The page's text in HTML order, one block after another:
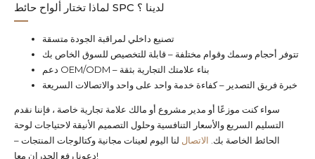
لماذا تختار ألواح حائط SPC لدينا ؟
تصنيع داخلي لمراقبة الجودة متسقة
تتوفر أحجام وسمك وقوام مختلفة – قابلة للتخصيص للسوق الخاص بك
دعم OEM/ODM – بناء علامتك التجارية بثقة
خبرة فريق التصدير – كفاءة خدمة واحد على واحد والاتصالات السريعة
سواء كنت موزعًا أو مدير مشروع أو مالك علامة تجارية خاصة ، فإننا نقدم
التسليم السريع والأسعار التنافسية وحلول التصميم الأنيقة لاحتياجات لوحة
الحائط الخاصة بك. الاتصال لنا اليوم لعينات مجانية وكتالوجات المنتجات –
دعونا رفع الجدران معا!